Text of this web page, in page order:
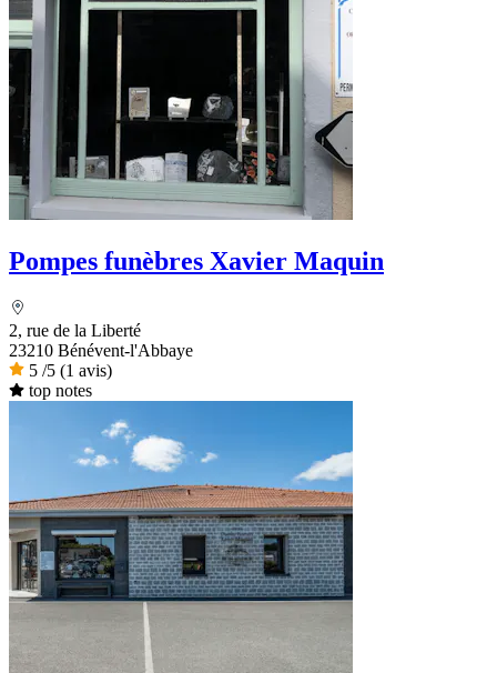
Pompes funèbres Xavier Maquin
2, rue de la Liberté
23210 Bénévent-l'Abbaye
5 /5 (1 avis)
top notes